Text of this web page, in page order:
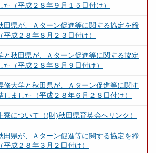
た（平成２８年９月１５日付け）
田県が、Ａターン促進等に関する協定を締
平成２８年８月２３日付け）
と秋田県が、Ａターン促進等に関する協定
た（平成２８年８月９日付け）
修大学と秋田県が、Ａターン促進等に関す
しました（平成２８年６月２８日付け）
寮について（(財)秋田県育英会へリンク）
田県が、Ａターン促進等に関する協定を締
平成２８年３月２日付け）